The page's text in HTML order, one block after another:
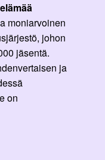
moniarvoinen
johon
jäsentä.
ja
on